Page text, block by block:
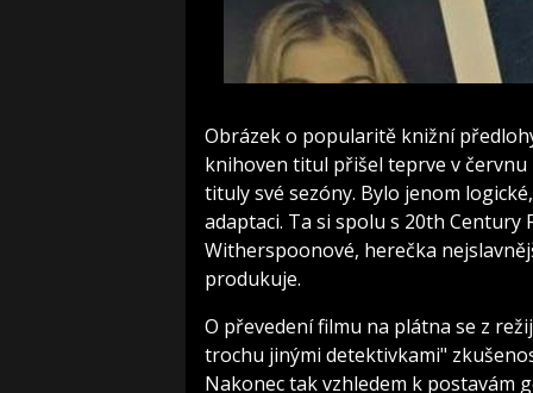
Obrázek o popularitě knižní
knihoven titul přišel teprve v červnu
tituly své sezóny. Bylo jenom
adaptaci. Ta si spolu s 20th
Witherspoonové, herečka
produkuje.
O převedení filmu na plátna se z
trochu jinými detektivkami"
Nakonec tak vzhledem k postavám